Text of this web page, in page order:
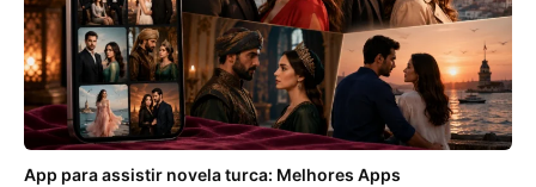
App para assistir novela turca: Melhores Apps